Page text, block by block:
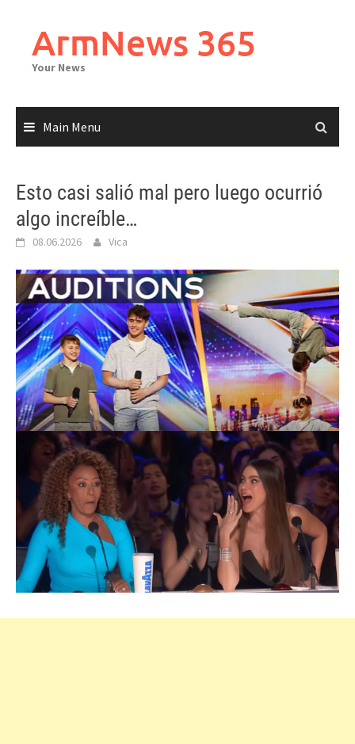
contentArmNews 365
Your News
Main Menu
Esto casi salió mal pero luego ocurrió
algo increíble…
08.06.2026 Vica